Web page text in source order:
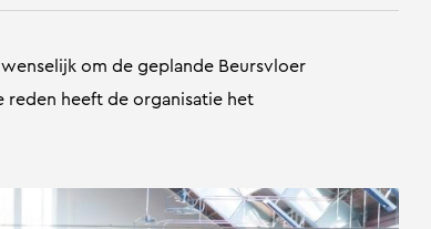
om de geplande Beursvloer
heeft de organisatie het